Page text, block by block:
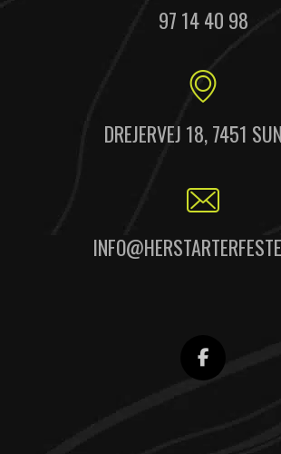
97 14 40 98
DREJERVEJ 18, 7451